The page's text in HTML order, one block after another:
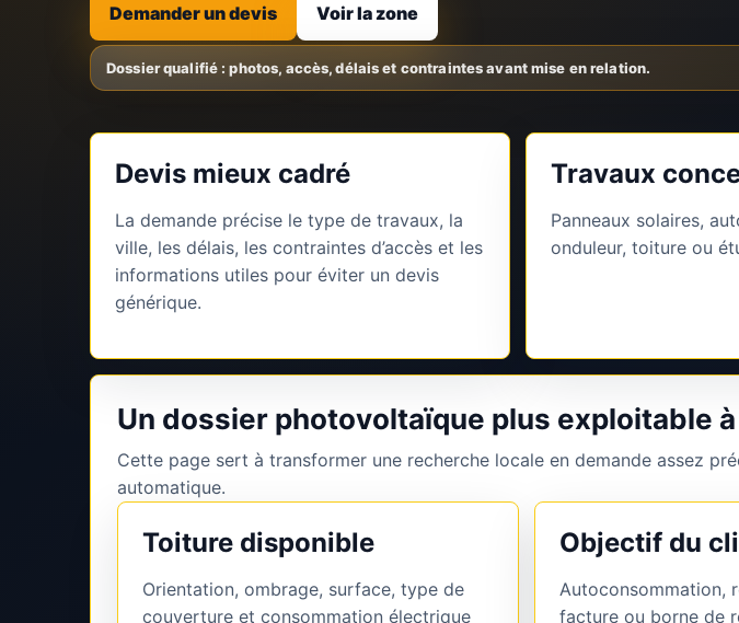
Demander un devis Voir la zone
Devis mieux cadré
La demande précise le type de travaux, la
ville, les délais, les contraintes d’accès et les
informations utiles pour éviter un devis
générique.
Travaux
Panneaux solaires,
onduleur, toiture ou
Un dossier photovoltaïque plus exploitable
Cette page sert à transformer une recherche locale en demande assez
automatique.
Toiture disponible
Orientation, ombrage, surface, type de
couverture et consommation électrique
Objectif du
Autoconsommation,
facture ou borne de